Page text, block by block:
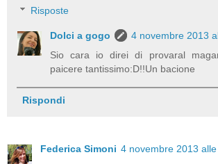
Risposte
Dolci a gogo
4 novembre 2013
Sio cara io direi di provaral
paicere tantissimo:D!!Un bacione
Rispondi
Federica Simoni 4 novembre 2013